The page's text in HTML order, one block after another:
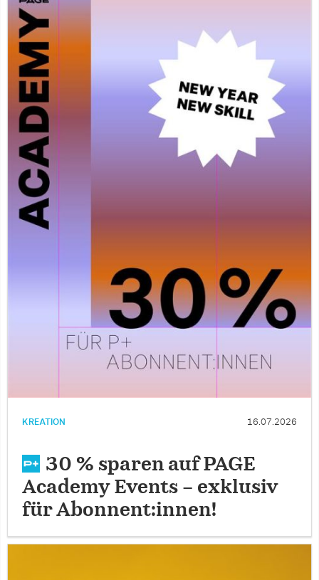
KREATION 16.07.2026
30 % sparen auf PAGE
Academy Events – exklusiv
für Abonnent:innen!